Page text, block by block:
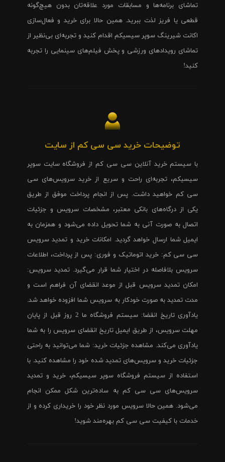
تماشای برنامه‌ها و مسابقات مورد علاقه‌تان بدون هیچ‌گونه
قطعی یا فریز لذت ببرید. همین حالا برای خرید و فعال‌سازی
اکانت شیرینگ سوپر سیسیکم اقدام کنید و تجربه‌ای بی‌نظیر از
تماشای رویدادهای ورزشی و پخش فیلم‌های سینمایی را تجربه
کنید!
توضیحات خرید سی سی کم از سایت
با سیستم خرید آنلاین سی سی کم از فروشگاه سایت سوپر
سیسیکم، تجربه‌ای راحت و سریع از خرید سرویس‌های سی
سی کم خواهید داشت. پس از انجام پرداخت موفق از طریق
یکی از درگاه‌های بانکی معتبر، مشخصات سرویس و جزئیات
اتصال به صورت آنی به شما تحویل داده می‌شود و همزمان به
ایمیل شما ارسال خواهد گردید. امکانات خرید و تمدید سرویس
سی سی کم: خرید اتوماتیک و فوری: پس از پرداخت، اطلاعات
سرویس بلافاصله در اختیار شما قرار می‌گیرد. تمدید سرویس:
امکان تمدید سرویس قبل از موعد انقضای آن فراهم است و
مدت تمدید به صورت خودکار به سرویس شما افزوده خواهد شد.
یادآوری تاریخ انقضا: سیستم فروشگاه ما 2 روز قبل از پایان
مهلت سرویس، از طریق ایمیل تاریخ انقضای سرویس را به شما
یادآوری می‌کند. مشاهده جزئیات خرید: شما می‌توانید به راحتی
جزئیات خرید و سرویس‌های تمدید شده خود را مشاهده کنید. با
استفاده از سیستم فروشگاه سوپر سیسیکم، خرید و تمدید
سرویس‌های سی سی کم به ساده‌ترین شکل ممکن انجام
می‌شود. همین حالا سرویس مورد نظر خود را خریداری کرده و از
خدمات با کیفیت سی سی کم بهره‌مند شوید!